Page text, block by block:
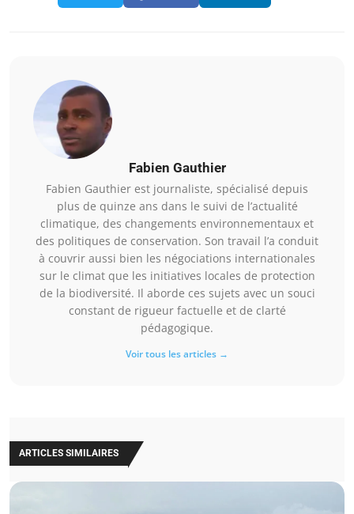
Fabien Gauthier
Fabien Gauthier est journaliste, spécialisé depuis
plus de quinze ans dans le suivi de l’actualité
climatique, des changements environnementaux et
des politiques de conservation. Son travail l’a conduit
à couvrir aussi bien les négociations internationales
sur le climat que les initiatives locales de protection
de la biodiversité. Il aborde ces sujets avec un souci
constant de rigueur factuelle et de clarté
pédagogique.
Voir tous les articles →
ARTICLES SIMILAIRES